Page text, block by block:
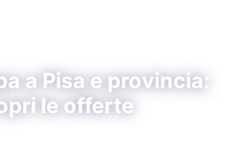
a Pisa e provincia:
le offerte